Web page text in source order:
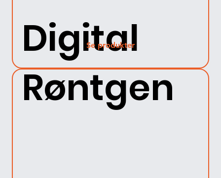
Digital
Røntgen
Se produkter